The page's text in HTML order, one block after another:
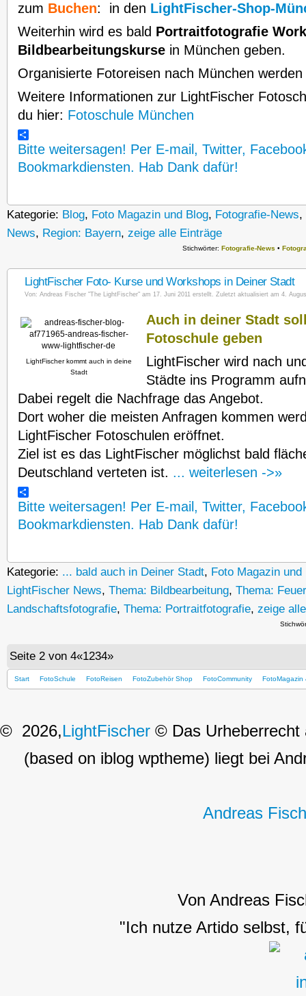
zum Buchen: in den LightFischer-Shop-
Weiterhin wird es bald Portraitfotografie
Bildbearbeitungskurse in München geben.
Organisierte Fotoreisen nach München
Weitere Informationen zur LightFischer
du hier: Fotoschule München
Bitte weitersagen! Per E-mail, Twitter,
Bookmarkdiensten. Hab Dank dafür!
Kategorie: Blog, Foto Magazin und Blog, Fotografie-News,
News, Region: Bayern, zeige alle Einträge
Stichwörter: Fotografie-News •
LightFischer Foto- Kurse und Workshops in Deiner Stadt
Von: Andreas Fischer "The LightFischer" am 17. Juni 2011 erstellt. Zuletzt aktualisiert am 4.
LightFischer kommt auch in deine
Stadt
Auch in deiner Stadt
Fotoschule geben
LightFischer wird nach
Städte ins Programm
Dabei regelt die Nachfrage das Angebot.
Dort woher die meisten Anfragen kommen
LightFischer Fotoschulen eröffnet.
Ziel ist es das LightFischer möglichst bald
Deutschland verteten ist. ... weiterlesen ->»
Bitte weitersagen! Per E-mail, Twitter,
Bookmarkdiensten. Hab Dank dafür!
Kategorie: ... bald auch in Deiner Stadt, Foto Magazin und
LightFischer News, Thema: Bildbearbeitung, Thema:
Landschaftsfotografie, Thema: Portraitfotografie, zeige
Seite 2 von 4«1234»
Start FotoSchule FotoReisen FotoZubehör Shop FotoCommunity FotoMagazin
© 2026,LightFischer © Das Urheberrecht
(based on iblog wptheme) liegt bei
Andreas
Von Andreas
"Ich nutze Artido selbst,